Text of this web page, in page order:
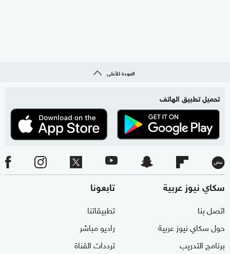
العودة للأعلى
تحميل تطبيق الهاتف
سكاي نيوز عربية
اتصل بنا
حول سكاي نيوز عربية
برنامج التدريب
تابعونا
تطبيقاتنا
راديو مباشر
ترددات القناة